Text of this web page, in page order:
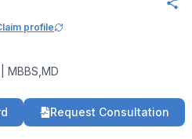
profile
MBBS,MD
Request Consultation